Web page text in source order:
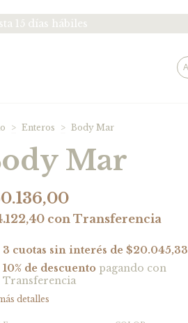
15 días hábiles
> Enteros > Body Mar
Mar
con Transferencia
3 cuotas sin interés de $20.045,33
10% de descuento pagando con
Transferencia
detalles